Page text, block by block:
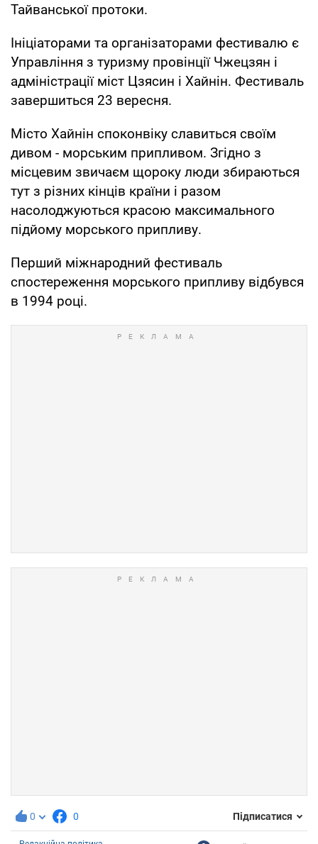
Тайванської протоки.
Ініціаторами та організаторами фестивалю є
Управління з туризму провінції Чжецзян і
адміністрації міст Цзясин і Хайнін. Фестиваль
завершиться 23 вересня.
Місто Хайнін споконвіку славиться своїм
дивом - морським припливом. Згідно з
місцевим звичаєм щороку люди збираються
тут з різних кінців країни і разом
насолоджуються красою максимального
підйому морського припливу.
Перший міжнародний фестиваль
спостереження морського припливу відбувся
в 1994 році.
0 0 Підписатися